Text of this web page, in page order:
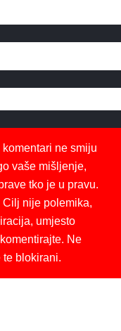
komentari ne smiju
vaše mišljenje,
tko je u pravu.
nije polemika,
umjesto
Ne
te blokirani.